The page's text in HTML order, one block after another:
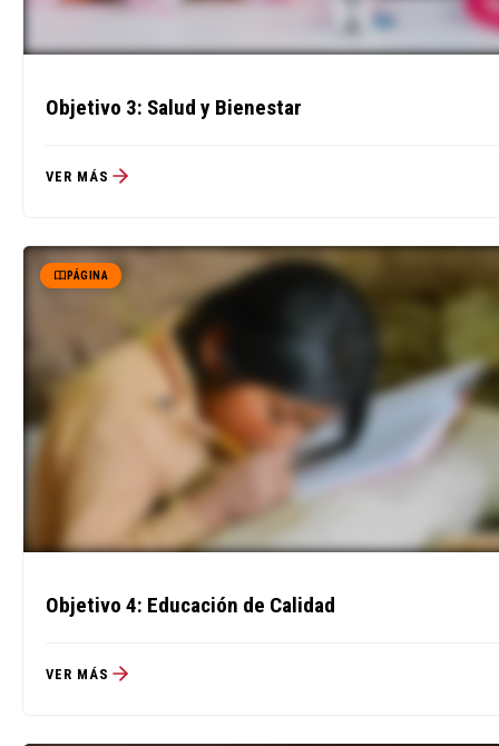
Objetivo 3: Salud y Bienestar
VER MÁS
PÁGINA
Objetivo 4: Educación de Calidad
VER MÁS